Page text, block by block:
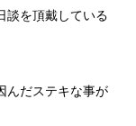
を頂戴している
んだステキな事が